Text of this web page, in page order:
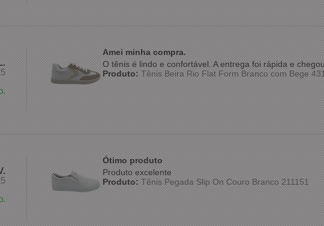
Amei minha compra.
O tênis é lindo e confortável. A entrega foi rápida e
Produto:Tênis Beira Rio Flat Form Branco com Bege
Ótimo produto
Produto excelente
Produto:Tênis Pegada Slip On Couro Branco 211151